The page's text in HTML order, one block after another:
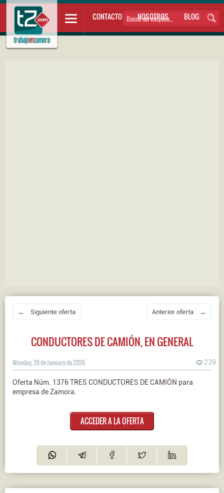
CONTACTO NOSOTROS BLOG
← Siguiente oferta Anterior oferta →
CONDUCTORES DE CAMIÓN, EN GENERAL
Monday, 26 de January de 2026 239
Oferta Núm. 1376 TRES CONDUCTORES DE CAMIÓN para
empresa de Zamora.
ACCEDER A LA OFERTA